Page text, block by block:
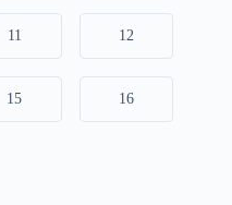
11 12
15 16